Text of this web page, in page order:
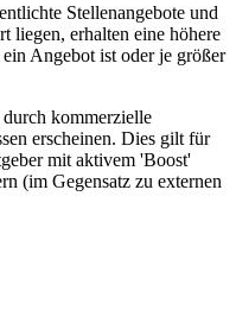
Stellenangebote und
liegen, erhalten eine höhere
Angebot ist oder je größer
kommerzielle
erscheinen. Dies gilt für
mit aktivem 'Boost'
(im Gegensatz zu externen